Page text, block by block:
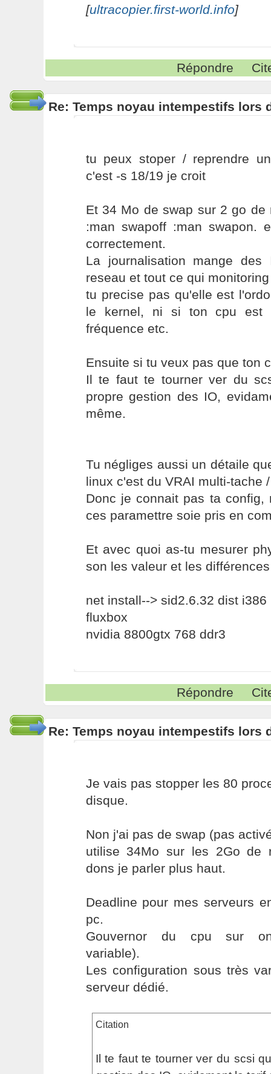
[ultracopier.first-world.info]
Répondre
Re: Temps noyau intempestifs lors
tu peux stoper / reprendre
c'est -s 18/19 je croit
Et 34 Mo de swap sur 2 go de
:man swapoff :man swapon.
correctement.
La journalisation mange
reseau et tout ce qui
tu precise pas qu'elle est
le kernel, ni si ton cpu est
fréquence etc.
Ensuite si tu veux pas que ton
Il te faut te tourner ver du
propre gestion des IO,
même.
Tu négliges aussi un détaile
linux c'est du VRAI multi-tache
Donc je connait pas ta
ces paramettre soie pris en
Et avec quoi as-tu mesurer
son les valeur et les
net install--> sid2.6.32 dist i386
fluxbox
nvidia 8800gtx 768 ddr3
Répondre
Re: Temps noyau intempestifs lors
Je vais pas stopper les 80
disque.
Non j'ai pas de swap (pas
utilise 34Mo sur les 2Go de
dons je parler plus haut.
Deadline pour mes serveurs
pc.
Gouvernor du cpu sur
variable).
Les configuration sous très
serveur dédié.
Citation
Il te faut te tourner ver du scsi